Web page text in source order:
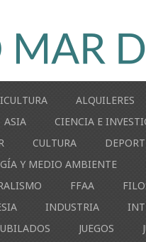
ALQUILERES
ASIA CIENCIA E
CULTURA
Y MEDIO AMBIENTE
FFAA
INDUSTRIA
JUEGOS